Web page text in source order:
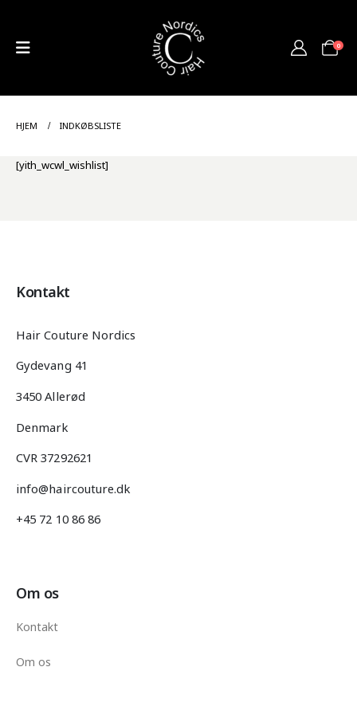
0
HJEM INDKØBSLISTE
[yith_wcwl_wishlist]
Kontakt
Hair Couture Nordics
Gydevang 41
3450 Allerød
Denmark
CVR 37292621
info@haircouture.dk
+45 72 10 86 86
Om os
Kontakt
Om os